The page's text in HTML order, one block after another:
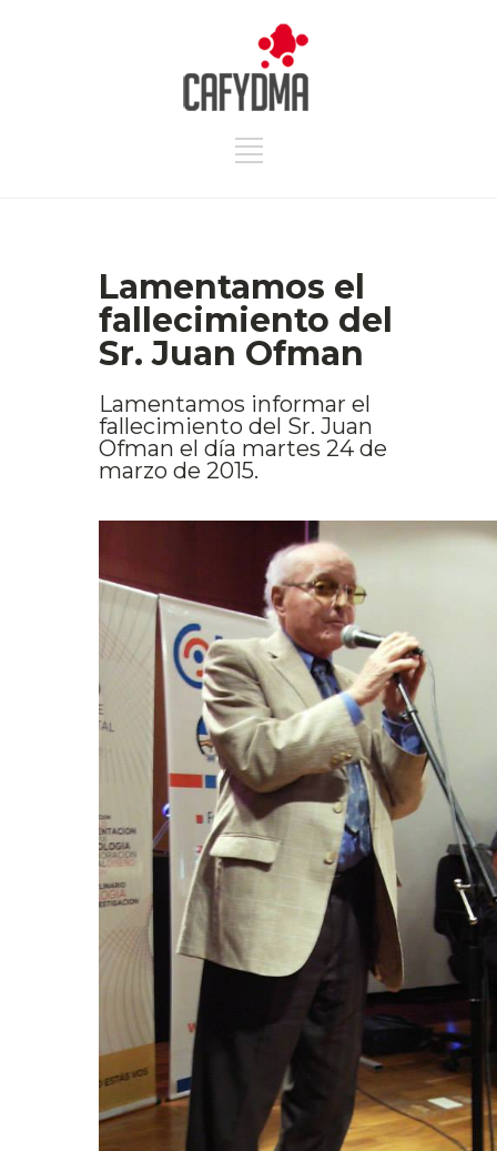
Lamentamos el
fallecimiento del
Sr. Juan Ofman
Lamentamos informar el
fallecimiento del Sr. Juan
Ofman el día martes 24 de
marzo de 2015.